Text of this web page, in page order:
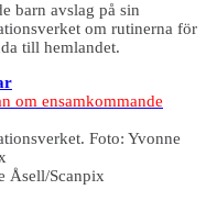
barn avslag på sin
om rutinerna för
till hemlandet.
om ensamkommande
Åsell/Scanpix